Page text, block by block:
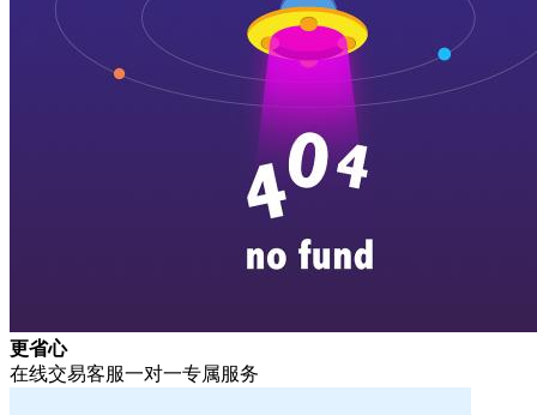
更省心
在线交易客服一对一专属服务